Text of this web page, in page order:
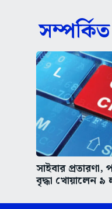
সাইবার
বৃদ্ধা খোয়ালেন ৯